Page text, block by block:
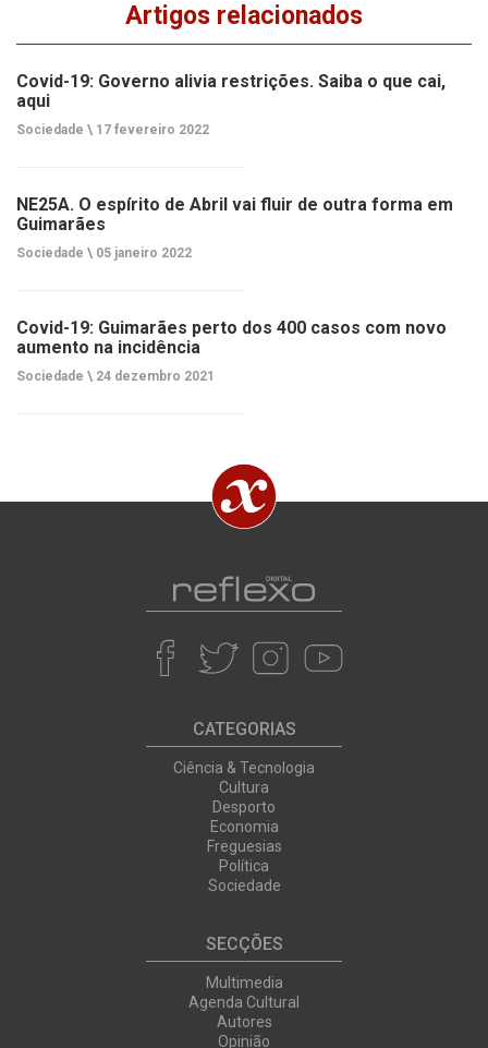
Artigos relacionados
Covid-19: Governo alivia restrições. Saiba o que cai,
aqui
Sociedade \ 17 fevereiro 2022
NE25A. O espírito de Abril vai fluir de outra forma em
Guimarães
Sociedade \ 05 janeiro 2022
Covid-19: Guimarães perto dos 400 casos com novo
aumento na incidência
Sociedade \ 24 dezembro 2021
CATEGORIAS
Ciência & Tecnologia
Cultura
Desporto
Economia
Freguesias
Política
Sociedade
SECÇÕES
Multimedia
Agenda Cultural
Autores
Opinião